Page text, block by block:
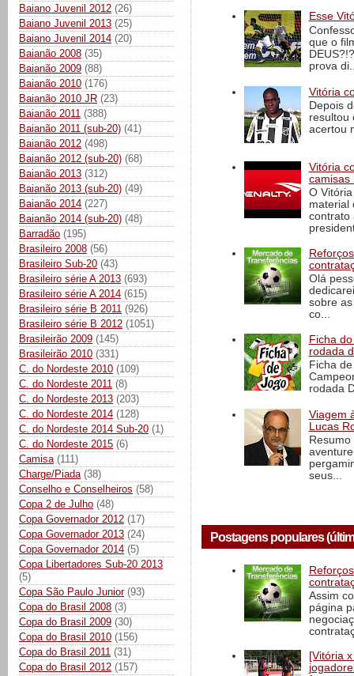
Baiano Juvenil 2012 (26)
Baiano Juvenil 2013 (25)
Baiano Juvenil 2014 (20)
Baianão 2008 (35)
Baianão 2009 (88)
Baianão 2010 (176)
Baianão 2010 JR (23)
Baianão 2011 (388)
Baianão 2011 (sub-20) (41)
Baianão 2012 (498)
Baianão 2012 (sub-20) (68)
Baianão 2013 (312)
Baianão 2013 (sub-20) (49)
Baianão 2014 (227)
Baianão 2014 (sub-20) (48)
Barradão (195)
Brasileiro 2008 (56)
Brasileiro Sub-20 (43)
Brasileiro série A 2013 (693)
Brasileiro série A 2014 (615)
Brasileiro série B 2011 (926)
Brasileiro série B 2012 (1051)
Brasileirão 2009 (145)
Brasileirão 2010 (331)
C. do Nordeste 2010 (109)
C. do Nordeste 2011 (8)
C. do Nordeste 2013 (203)
C. do Nordeste 2014 (128)
C. do Nordeste 2014 Sub-20 (1)
C. do Nordeste 2015 (6)
Camisa (111)
Charge/Piada (38)
Conselho e Conselheiros (58)
Copa 2 de Julho (48)
Copa Governador 2012 (17)
Copa Governador 2013 (24)
Copa Governador 2014 (5)
Copa Libertadores Sub-20 2013
(5)
Copa São Paulo Junior (93)
Copa do Brasil 2008 (3)
Copa do Brasil 2009 (30)
Copa do Brasil 2010 (156)
Copa do Brasil 2011 (31)
Copa do Brasil 2012 (157)
Esse
que o
prova
Vitória
Depois
resultou
acertou
Vitória
camisas
O
material
contrato
Olá
sobre
co...
Ficha
rodada
Ficha
rodada
Viagem
Lucas
seus...
Postagens populares
Assim
página
[Vitória